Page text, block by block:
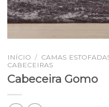
INÍCIO / CAMAS
CABECEIRAS
Cabeceira Gomo